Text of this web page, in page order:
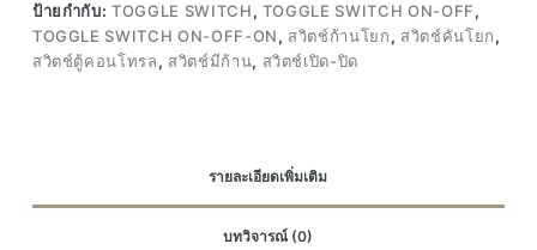
ป้ายกำกับ:TOGGLE SWITCH, TOGGLE SWITCH ON-OFF,
TOGGLE SWITCH ON-OFF-ON, สวิตช์ก้านโยก, สวิตช์คันโยก,
สวิตช์ตู้คอนโทรล, สวิตช์มีก้าน, สวิตช์เปิด-ปิด
รายละเอียดเพิ่มเติม
บทวิจารณ์ (0)